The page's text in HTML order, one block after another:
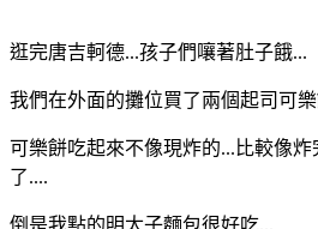
逛完唐吉軻德...孩子們嚷著肚子餓...
我們在外面的攤位買了兩個起司可
可樂餅吃起來不像現炸的...比較像
了....
倒是我點的明太子麵包很好吃...